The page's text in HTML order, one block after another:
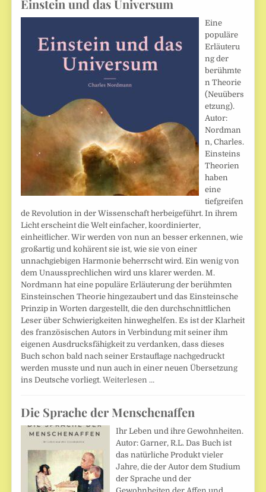
Einstein und das Universum
Eine
populäre
Erläuteru
ng der
berühmte
n Theorie
(Neuübers
etzung).
Autor:
Nordman
n, Charles.
Einsteins
Theorien
haben
eine
tiefgreifen
de Revolution in der Wissenschaft herbeigeführt. In ihrem
Licht erscheint die Welt einfacher, koordinierter,
einheitlicher. Wir werden von nun an besser erkennen, wie
großartig und kohärent sie ist, wie sie von einer
unnachgiebigen Harmonie beherrscht wird. Ein wenig von
dem Unaussprechlichen wird uns klarer werden. M.
Nordmann hat eine populäre Erläuterung der berühmten
Einsteinschen Theorie hingezaubert und das Einsteinsche
Prinzip in Worten dargestellt, die den durchschnittlichen
Leser über Schwierigkeiten hinweghelfen. Es ist der Klarheit
des französischen Autors in Verbindung mit seiner ihm
eigenen Ausdrucksfähigkeit zu verdanken, dass dieses
Buch schon bald nach seiner Erstauflage nachgedruckt
werden musste und nun auch in einer neuen Übersetzung
ins Deutsche vorliegt.Weiterlesen …
Die Sprache der Menschenaffen
Ihr Leben und ihre Gewohnheiten.
Autor: Garner, R.L. Das Buch ist
das natürliche Produkt vieler
Jahre, die der Autor dem Studium
der Sprache und der